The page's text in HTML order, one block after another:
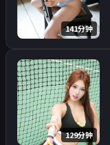
141分钟
129分钟